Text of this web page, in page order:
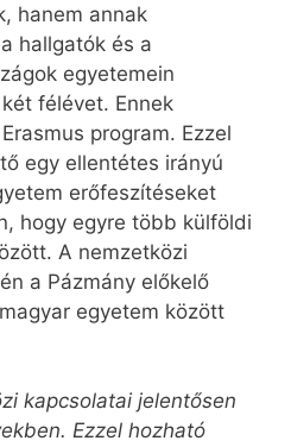
hanem annak
hallgatók és a
egyetemein
félévet. Ennek
program. Ezzel
egy ellentétes irányú
erőfeszítéseket
hogy egyre több külföldi
A nemzetközi
a Pázmány előkelő
egyetem között
kapcsolatai jelentősen
Ezzel hozható